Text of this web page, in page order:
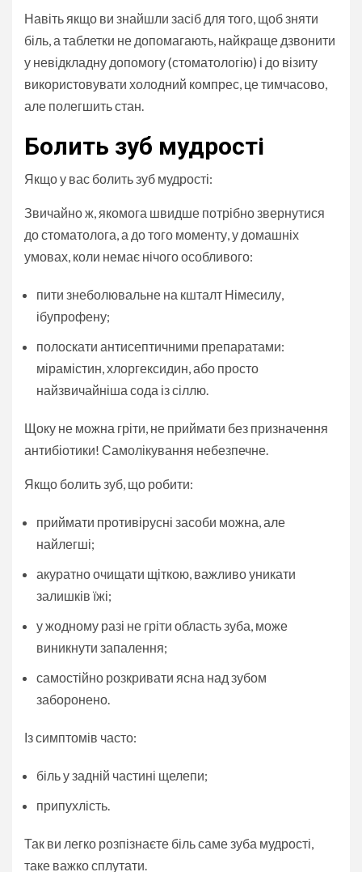
Навіть якщо ви знайшли засіб для того, щоб зняти
біль, а таблетки не допомагають, найкраще дзвонити
у невідкладну допомогу (стоматологію) і до візиту
використовувати холодний компрес, це тимчасово,
але полегшить стан.
Болить зуб мудрості
Якщо у вас болить зуб мудрості:
Звичайно ж, якомога швидше потрібно звернутися
до стоматолога, а до того моменту, у домашніх
умовах, коли немає нічого особливого:
пити знеболювальне на кшталт Німесилу,
ібупрофену;
полоскати антисептичними препаратами:
мірамістин, хлоргексидин, або просто
найзвичайніша сода із сіллю.
Щоку не можна гріти, не приймати без призначення
антибіотики! Самолікування небезпечне.
Якщо болить зуб, що робити:
приймати противірусні засоби можна, але
найлегші;
акуратно очищати щіткою, важливо уникати
залишків їжі;
у жодному разі не гріти область зуба, може
виникнути запалення;
самостійно розкривати ясна над зубом
заборонено.
Із симптомів часто:
біль у задній частині щелепи;
припухлість.
Так ви легко розпізнаєте біль саме зуба мудрості,
таке важко сплутати.